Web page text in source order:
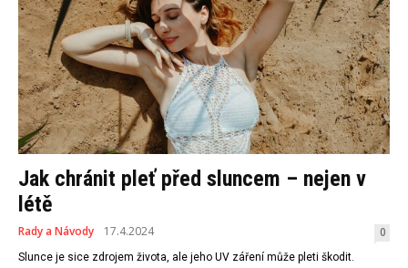
Jak chránit pleť před sluncem – nejen v
létě
Rady a Návody 17.4.2024 0
Slunce je sice zdrojem života, ale jeho UV záření může pleti škodit.